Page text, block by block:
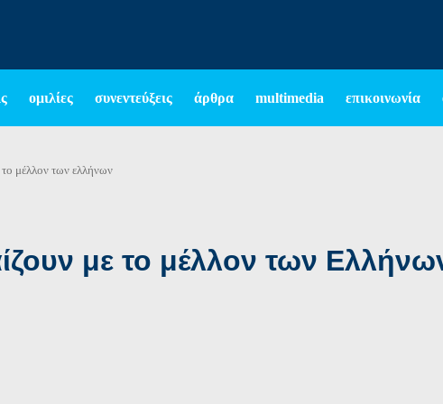
ομιλίες συνεντεύξεις άρθρα multimedia επικοινωνία
μέλλον των ελλήνων
με το μέλλον των